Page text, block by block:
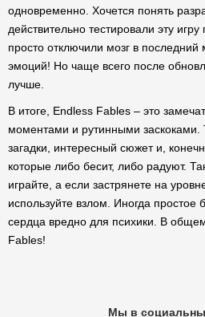
одновременно. Хочется понять
действительно тестировали эту
просто отключили мозг в
эмоций! Но чаще всего после
лучше.
В итоге, Endless Fables – это
моментами и рутинными заскоками.
загадки, интересный сюжет и,
которые либо бесит, либо радуют.
играйте, а если застрянете на
используйте взлом. Иногда простое
сердца вредно для психики. В
Fables!
Мы в